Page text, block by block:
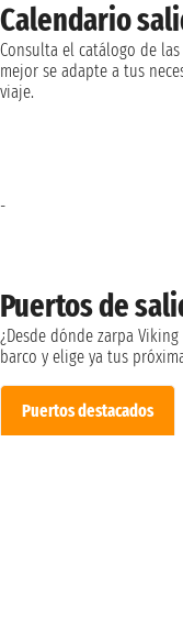
Calendario
Consulta el catálogo de
mejor se adapte a tus
viaje.
Puertos de
¿Desde dónde zarpa
barco y elige ya tus
Puertos destacados
-